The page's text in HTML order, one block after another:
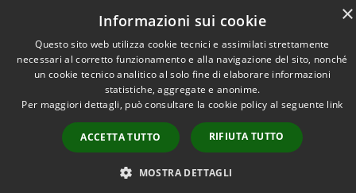
×
Informazioni sui cookie
Questo sito web utilizza cookie tecnici e assimilati strettamente
necessari al corretto funzionamento e alla navigazione del sito, nonché
un cookie tecnico analitico al solo fine di elaborare informazioni
statistiche, aggregate e anonime.
Per maggiori dettagli, può consultare la cookie policy al seguente link
ACCETTA TUTTO RIFIUTA TUTTO
MOSTRA DETTAGLI